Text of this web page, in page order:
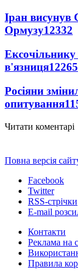
Іран
Ормузу12332
в'язниця12265
Росіяни
опитування
Читати коментарі
Повна версія
Facebook
Twitter
RSS-стрічки
E-mail
Контакти
Реклама на
Правила